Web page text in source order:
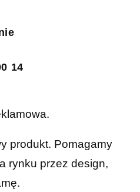
14
produkt. Pomagamy
rynku przez design,